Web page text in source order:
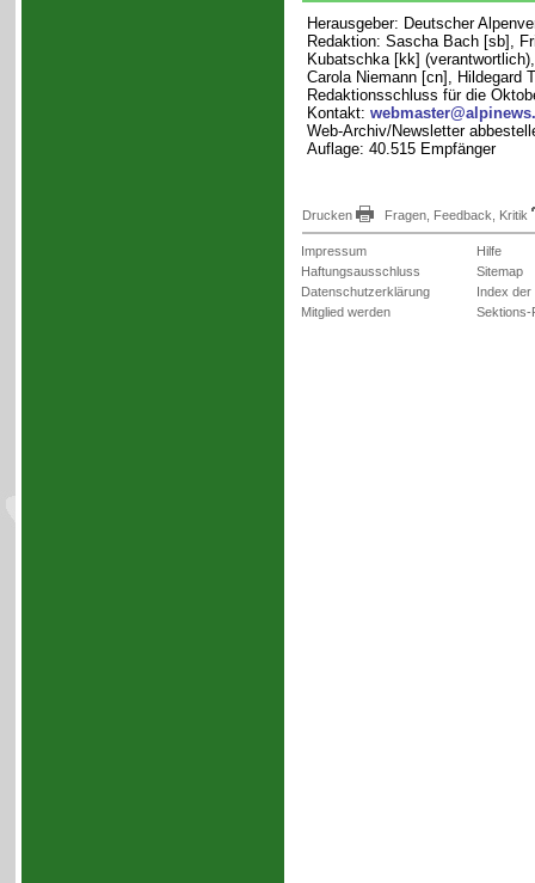
Herausgeber: Deutscher
Redaktion: Sascha Bach [sb],
Kubatschka [kk]
Carola Niemann [cn], Hildegard
Redaktionsschluss für die
Kontakt:
Web-Archiv/Newsletter
Auflage: 40.515 Empfänger
Drucken Fragen, Feedback, Kritik
Impressum
Haftungsausschluss
Datenschutzerklärung
Mitglied werden
Hilfe
Sitemap
Index der
Sektions-